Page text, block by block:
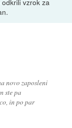
novo zaposleni
ste pa
in po par